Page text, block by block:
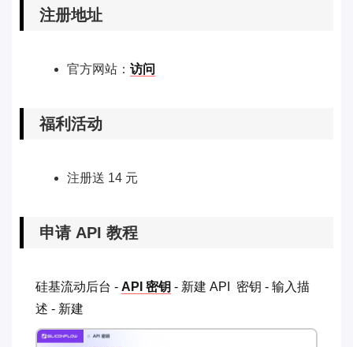
注册地址
官方网站： 访问
福利活动
注册送 14 元
申请 API 教程
硅基流动后台 - API 密钥 - 新建 API 密钥 - 输入描
述 - 新建